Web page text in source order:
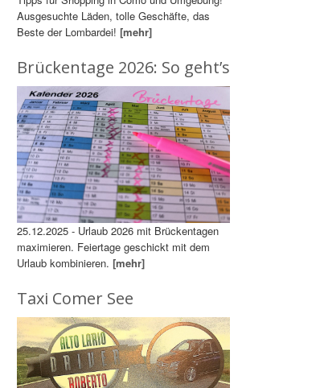
Ausgesuchte Läden, tolle Geschäfte, das
Beste der Lombardei! [mehr]
Brückentage 2026: So geht’s
25.12.2025 - Urlaub 2026 mit Brückentagen
maximieren. Feiertage geschickt mit dem
Urlaub kombinieren. [mehr]
Taxi Comer See